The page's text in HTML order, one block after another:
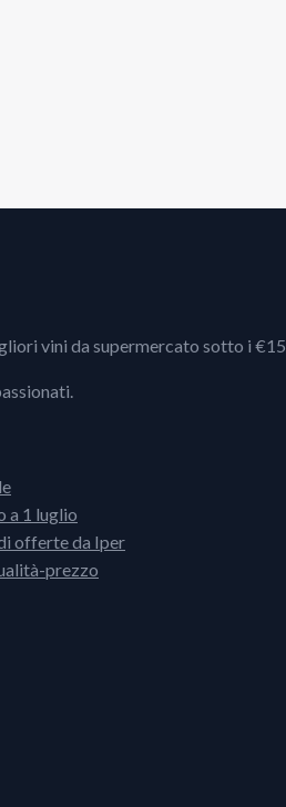
vini da supermercato sotto i €15.
a 1 luglio
offerte da Iper
prezzo